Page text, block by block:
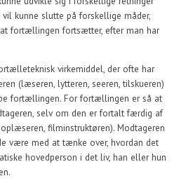
kunne slutte på forskellige måder,
fortællingen fortsætter, efter man har
virkemiddel, der ofte har
(læseren, lytteren, seeren, tilskueren)
fortællingen. For fortællingen er så at
selv om den er fortalt færdig af
filminstruktøren). Modtageren
være med at tænke over, hvordan det
hovedperson i det liv, han eller hun